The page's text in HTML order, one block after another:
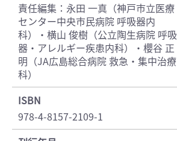
責任編集：永田 一真（神戸市立医療
センター中央市民病院 呼吸器内
科）・横山 俊樹（公立陶生病院 呼吸
器・アレルギー疾患内科）・櫻谷 正
明（JA広島総合病院 救急・集中治療
科）
ISBN
978-4-8157-2109-1